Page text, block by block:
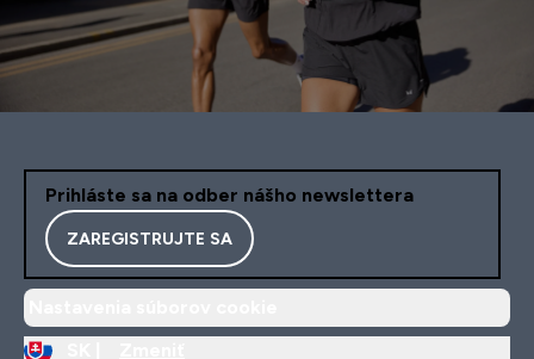
Prihláste sa na odber nášho newslettera
ZAREGISTRUJTE SA